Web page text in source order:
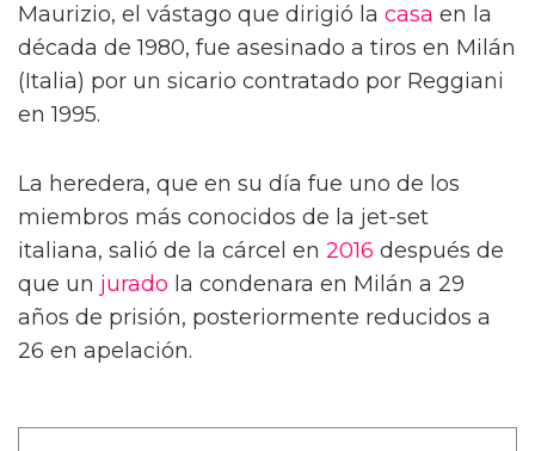
Maurizio, el vástago que dirigió la casa en la
década de 1980, fue asesinado a tiros en Milán
(Italia) por un sicario contratado por Reggiani
en 1995.
La heredera, que en su día fue uno de los
miembros más conocidos de la jet-set
italiana, salió de la cárcel en 2016 después de
que un jurado la condenara en Milán a 29
años de prisión, posteriormente reducidos a
26 en apelación.